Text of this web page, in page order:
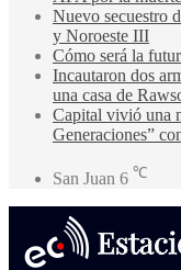
Nuevo secuestro
y Noroeste III
Cómo será la
Incautaron dos
una casa de
Capital vivió una
Generaciones”
San Juan 6 ℃